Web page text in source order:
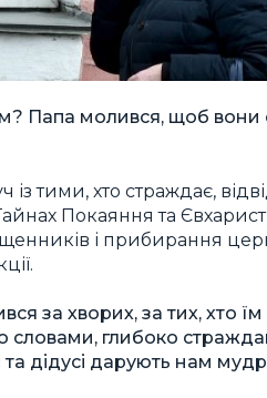
Папа молився, щоб вони
тими, хто страждає,
Покаяння та
і прибирання
за хворих, за тих, хто їм
словами, глибоко
дідусі дарують нам